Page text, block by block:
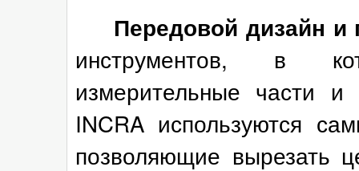
Передовой дизайн и
инструментов, в
измерительные части и
INCRA используются
позволяющие вырезать